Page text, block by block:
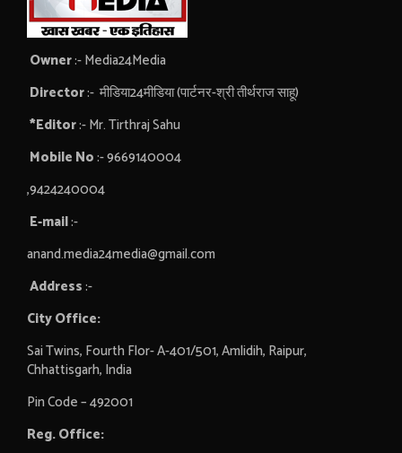
Owner:- Media24Media
Director:- मीडिया24मीडिया (पार्टनर-श्री तीर्थराज साहू)
*Editor:- Mr. Tirthraj Sahu
Mobile No:- 9669140004
,9424240004
E-mail:-
anand.media24media@gmail.com
Address:-
City Office:
Sai Twins, Fourth Flor- A-401/501, Amlidih, Raipur,
Chhattisgarh, India
Pin Code – 492001
Reg. Office: